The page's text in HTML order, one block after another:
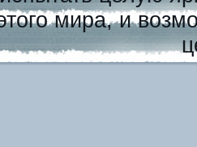
мира, и